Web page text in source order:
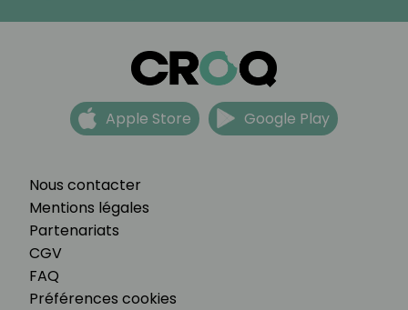
Nous contacter
Mentions légales
Partenariats
CGV
FAQ
Préférences cookies
Apple Store Google Play